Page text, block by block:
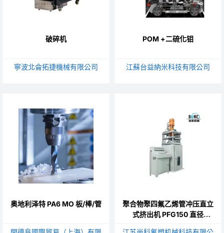
破碎机
寧波北侖拓捷機械有限公司
POM +二硫化钼
江蘇台益納米科技有限公司
奥地利泽特 PA6 MO 板/棒/管
聚合物聚四氟乙烯管冲压直立
式挤出机 PFG150 直径